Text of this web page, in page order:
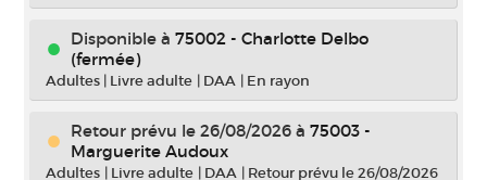
Disponible à 75002 - Charlotte Delbo
(fermée)
Adultes | Livre adulte | DAA | En rayon
Retour prévu le 26/08/2026 à 75003 -
Marguerite Audoux
Adultes | Livre adulte | DAA | Retour prévu le 26/08/2026